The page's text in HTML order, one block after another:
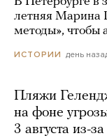
летняя Марина
методы», чтобы
ИСТОРИИ день
Пляжи
на фоне
3 августа из-